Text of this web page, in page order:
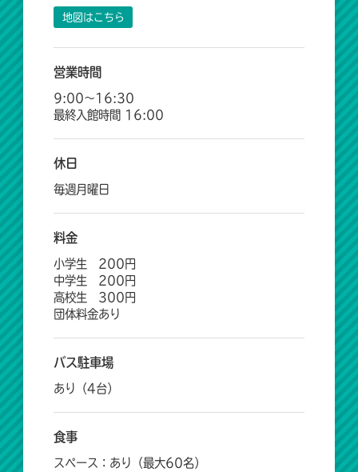
地図はこちら
営業時間
9:00～16:30
最終入館時間 16:00
休日
毎週月曜日
料金
小学生 200円
中学生 200円
高校生 300円
団体料金あり
バス駐車場
あり（4台）
食事
スペース：あり（最大60名）